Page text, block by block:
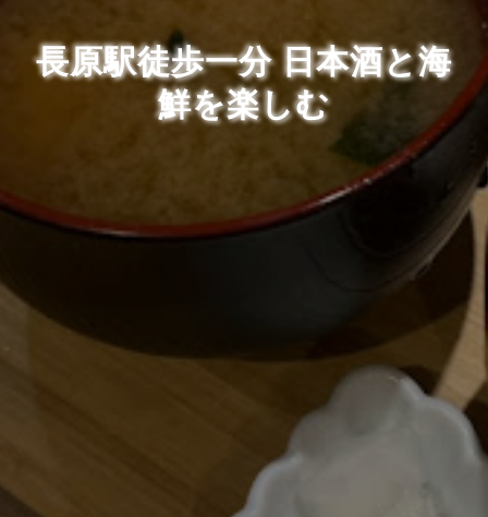
長原駅徒歩一分 日本酒と海
鮮を楽しむ